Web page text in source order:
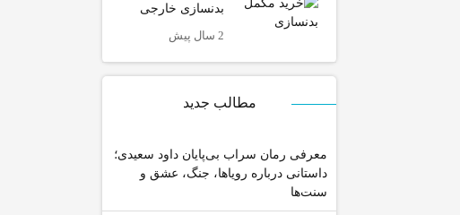
بدنسازی خارجی
2 سال پیش
مطالب جدید
معرفی رمان سراب بی‌پایان داود سعیدی؛
داستانی درباره رویاها، جنگ، عشق و
سنت‌ها